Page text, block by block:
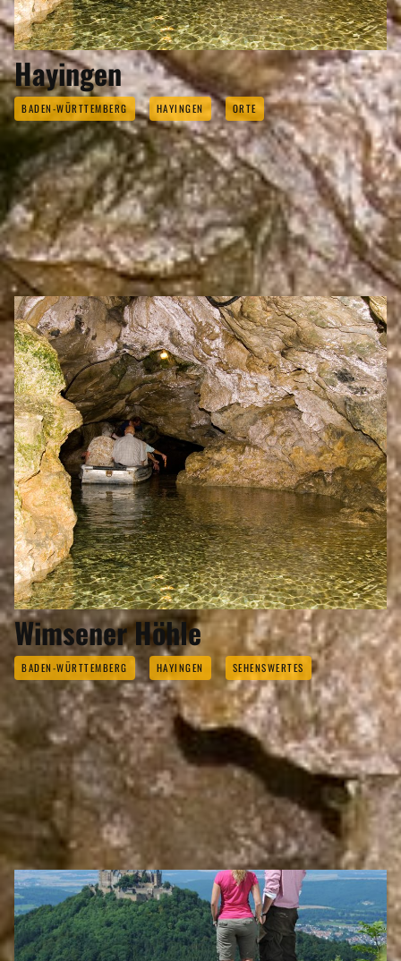
Hayingen
BADEN-WÜRTTEMBERG HAYINGEN ORTE
SEHENSWERTES
Eigenen Eintrag kostenlos erstellen >
Wimsener Höhle
BADEN-WÜRTTEMBERG HAYINGEN SEHENSWERTES
HAYINGEN GEHÖRT ZU DEN
REGIONEN